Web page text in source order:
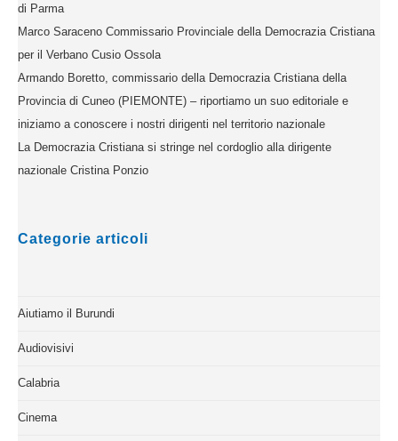
di Parma
Marco Saraceno Commissario Provinciale della Democrazia Cristiana
per il Verbano Cusio Ossola
Armando Boretto, commissario della Democrazia Cristiana della
Provincia di Cuneo (PIEMONTE) – riportiamo un suo editoriale e
iniziamo a conoscere i nostri dirigenti nel territorio nazionale
La Democrazia Cristiana si stringe nel cordoglio alla dirigente
nazionale Cristina Ponzio
Categorie articoli
Aiutiamo il Burundi
Audiovisivi
Calabria
Cinema